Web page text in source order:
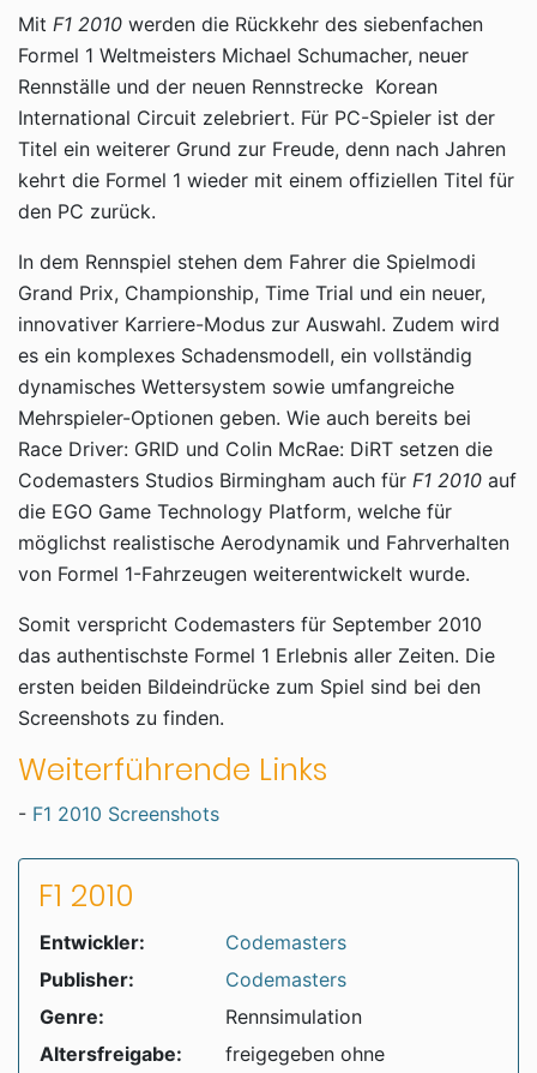
Mit F1 2010 werden die Rückkehr des siebenfachen
Formel 1 Weltmeisters Michael Schumacher, neuer
Rennställe und der neuen Rennstrecke Korean
International Circuit zelebriert. Für PC-Spieler ist der
Titel ein weiterer Grund zur Freude, denn nach Jahren
kehrt die Formel 1 wieder mit einem offiziellen Titel für
den PC zurück.
In dem Rennspiel stehen dem Fahrer die Spielmodi
Grand Prix, Championship, Time Trial und ein neuer,
innovativer Karriere-Modus zur Auswahl. Zudem wird
es ein komplexes Schadensmodell, ein vollständig
dynamisches Wettersystem sowie umfangreiche
Mehrspieler-Optionen geben. Wie auch bereits bei
Race Driver: GRID und Colin McRae: DiRT setzen die
Codemasters Studios Birmingham auch für F1 2010 auf
die EGO Game Technology Platform, welche für
möglichst realistische Aerodynamik und Fahrverhalten
von Formel 1-Fahrzeugen weiterentwickelt wurde.
Somit verspricht Codemasters für September 2010
das authentischste Formel 1 Erlebnis aller Zeiten. Die
ersten beiden Bildeindrücke zum Spiel sind bei den
Screenshots zu finden.
Weiterführende Links
- F1 2010 Screenshots
F1 2010
Entwickler:
Codemasters
Publisher:
Codemasters
Genre:
Rennsimulation
Altersfreigabe:
freigegeben ohne